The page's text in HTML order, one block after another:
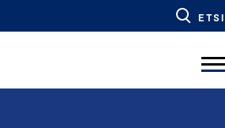
ETSI